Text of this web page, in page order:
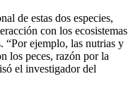
de estas dos especies,
con los ecosistemas
“Por ejemplo, las nutrias y
los peces, razón por la
el investigador del